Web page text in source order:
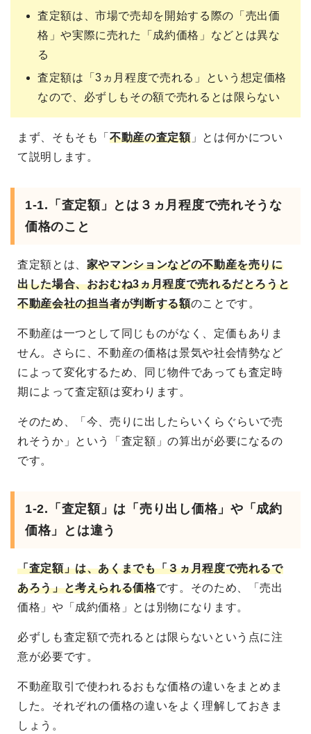
査定額は、市場で売却を開始する際の「売出価
格」や実際に売れた「成約価格」などとは異な
る
査定額は「3ヵ月程度で売れる」という想定価格
なので、必ずしもその額で売れるとは限らない
まず、そもそも「不動産の査定額」とは何かについ
て説明します。
1-1.「査定額」とは３ヵ月程度で売れそうな
価格のこと
査定額とは、 家やマンションなどの不動産を売りに
出した場合、おおむね3ヵ月程度で売れるだとろうと
不動産会社の担当者が判断する額のことです。
不動産は一つとして同じものがなく、定価もありま
せん。さらに、不動産の価格は景気や社会情勢など
によって変化するため、同じ物件であっても査定時
期によって査定額は変わります。
そのため、「今、売りに出したらいくらぐらいで売
れそうか」という「査定額」の算出が必要になるの
です。
1-2.「査定額」は「売り出し価格」や「成約
価格」とは違う
「査定額」は、あくまでも「３ヵ月程度で売れるで
あろう」と考えられる価格です。そのため、「売出
価格」や「成約価格」とは別物になります。
必ずしも査定額で売れるとは限らないという点に注
意が必要です。
不動産取引で使われるおもな価格の違いをまとめま
した。それぞれの価格の違いをよく理解しておきま
しょう。